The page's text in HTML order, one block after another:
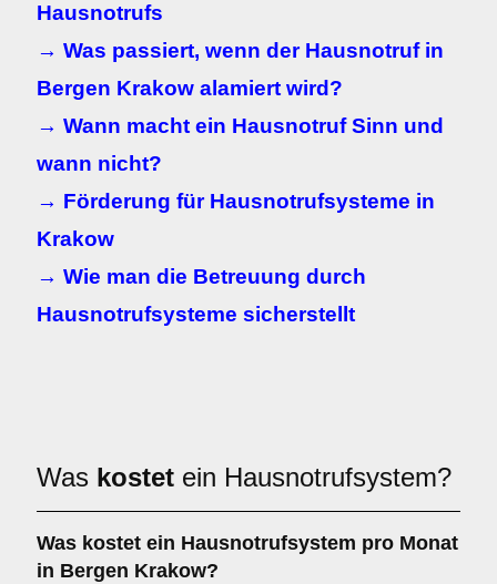
Hausnotrufs
→ Was passiert, wenn der Hausnotruf in
Bergen Krakow alamiert wird?
→ Wann macht ein Hausnotruf Sinn und
wann nicht?
→ Förderung für Hausnotrufsysteme in
Krakow
→ Wie man die Betreuung durch
Hausnotrufsysteme sicherstellt
Was kostet ein Hausnotrufsystem?
Was kostet ein Hausnotrufsystem pro Monat
in Bergen Krakow?